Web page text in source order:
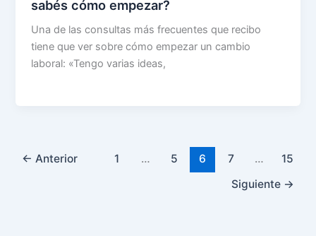
sabés cómo empezar?
Una de las consultas más frecuentes que recibo
tiene que ver sobre cómo empezar un cambio
laboral: «Tengo varias ideas,
← Anterior 1 … 5 6 7 …
15
Siguiente →